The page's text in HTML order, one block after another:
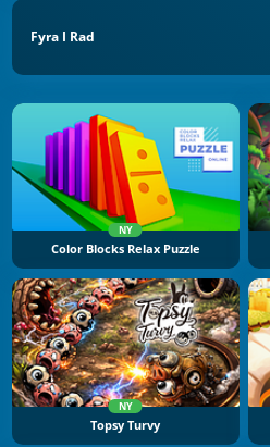
Fyra I Rad
NY
Color Blocks Relax Puzzle
NY
Topsy Turvy